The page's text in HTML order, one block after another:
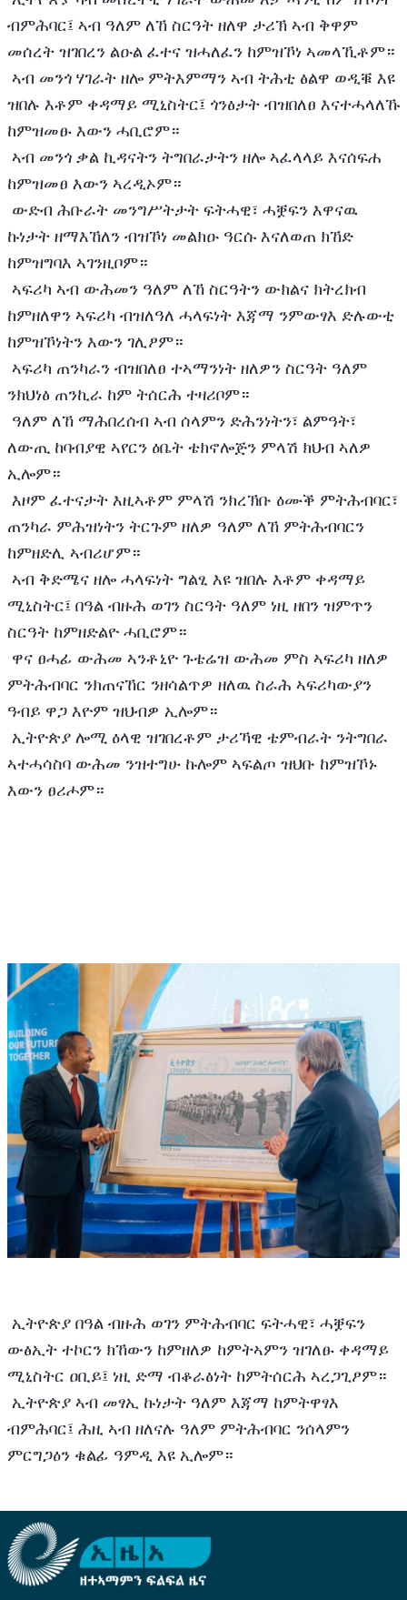
ብምሕባር፤ ኣብ ዓለም ለኸ ስርዓት ዘለዋ ታሪኽ ኣብ ቅዋም
መሰረት ዝገበረን ልዑል ፈተና ዝሓለፈን ከምዝኾነ ኣመላኺቶም።
ዝበሉ እቶም ቀዳማይ ሚኒስትር፤ ጎንፅታት ብዝበለፀ እናተሓላለኹ
ከምዝመፁ እውን ሓቢሮም።
ከምዝመፀ እውን ኣረዲኦም።
ኩነታት ዘማእኸለን ብዝኾነ መልክዑ ዓርሱ እናለወጠ ክኸድ
ከምዝግባእ ኣገንዚቦም።
ከምዘለዋን ኣፍሪካ ብዝለዓለ ሓላፍነት እጃማ ንምውፃእ ድሉውቲ
ከምዝኾነትን እውን ገሊፆም።
ንክህነፅ ጠንኪራ ከም ትሰርሕ ተዛሪቦም።
ለውጢ ከባብያዊ ኣየርን ዕቤት ቴክኖሎጅን ምላሽ ክህብ ኣለዎ
ኢሎም።
ጠንካራ ምሕዝነትን ትርጉም ዘለዎ ዓለም ለኸ ምትሕብባርን
ከምዘድሊ ኣብሪሆም።
ሚኒስትር፤ በዓል ብዙሕ ወገን ስርዓት ዓለም ነዚ ዘበን ዝምጥን
ስርዓት ከምዘድልዮ ሓቢሮም።
ምትሕብባር ንክጠናኸር ንዘሳልጥዎ ዘለዉ ስራሕ ኣፍሪካውያን
ዓብይ ዋጋ እዮም ዝህብዎ ኢሎም።
ኣተሓሳስባ ውሕመ ንዝተግሁ ኩሎም ኣፍልጦ ዝህቡ ከምዝኾኑ
እውን ፀሪሖም።
ውፅኢት ተኮርን ክኸውን ከምዘለዎ ከምትኣምን ዝገለፁ ቀዳማይ
ሚኒስትር ዐቢይ፤ ነዚ ድማ ብቆራፅነት ከምትሰርሕ ኣረጋጊፆም።
ብምሕባር፤ ሕዚ ኣብ ዘለናሉ ዓለም ምትሕብባር ንሰላምን
ምርግጋዕን ቁልፊ ዓምዲ እዩ ኢሎም።